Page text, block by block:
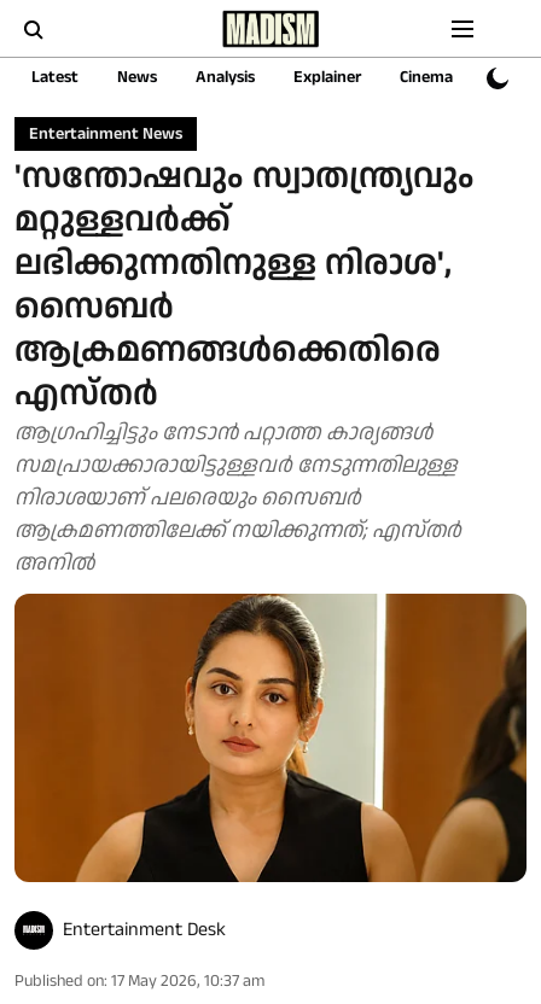
Latest News Analysis Explainer Cinema Sports
Entertainment News
'സന്തോഷവും സ്വാതന്ത്ര്യവും
മറ്റുള്ളവർക്ക്
ലഭിക്കുന്നതിനുള്ള നിരാശ',
സൈബർ
ആക്രമണങ്ങൾക്കെതിരെ
എസ്തർ
ആഗ്രഹിച്ചിട്ടും നേടാൻ പറ്റാത്ത കാര്യങ്ങൾ
സമപ്രായക്കാരായിട്ടുള്ളവർ നേടുന്നതിലുള്ള
നിരാശയാണ് പലരെയും സൈബർ
ആക്രമണത്തിലേക്ക് നയിക്കുന്നത്; എസ്തർ
അനിൽ
Entertainment Desk
Published on: 17 May 2026, 10:37 am